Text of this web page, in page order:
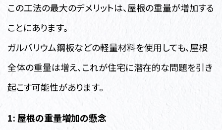
この工法の最大のデメリットは、屋根の重量が増加する
ことにあります。
ガルバリウム鋼板などの軽量材料を使用しても、屋根
全体の重量は増え、これが住宅に潜在的な問題を引き
起こす可能性があります。
1: 屋根の重量増加の懸念